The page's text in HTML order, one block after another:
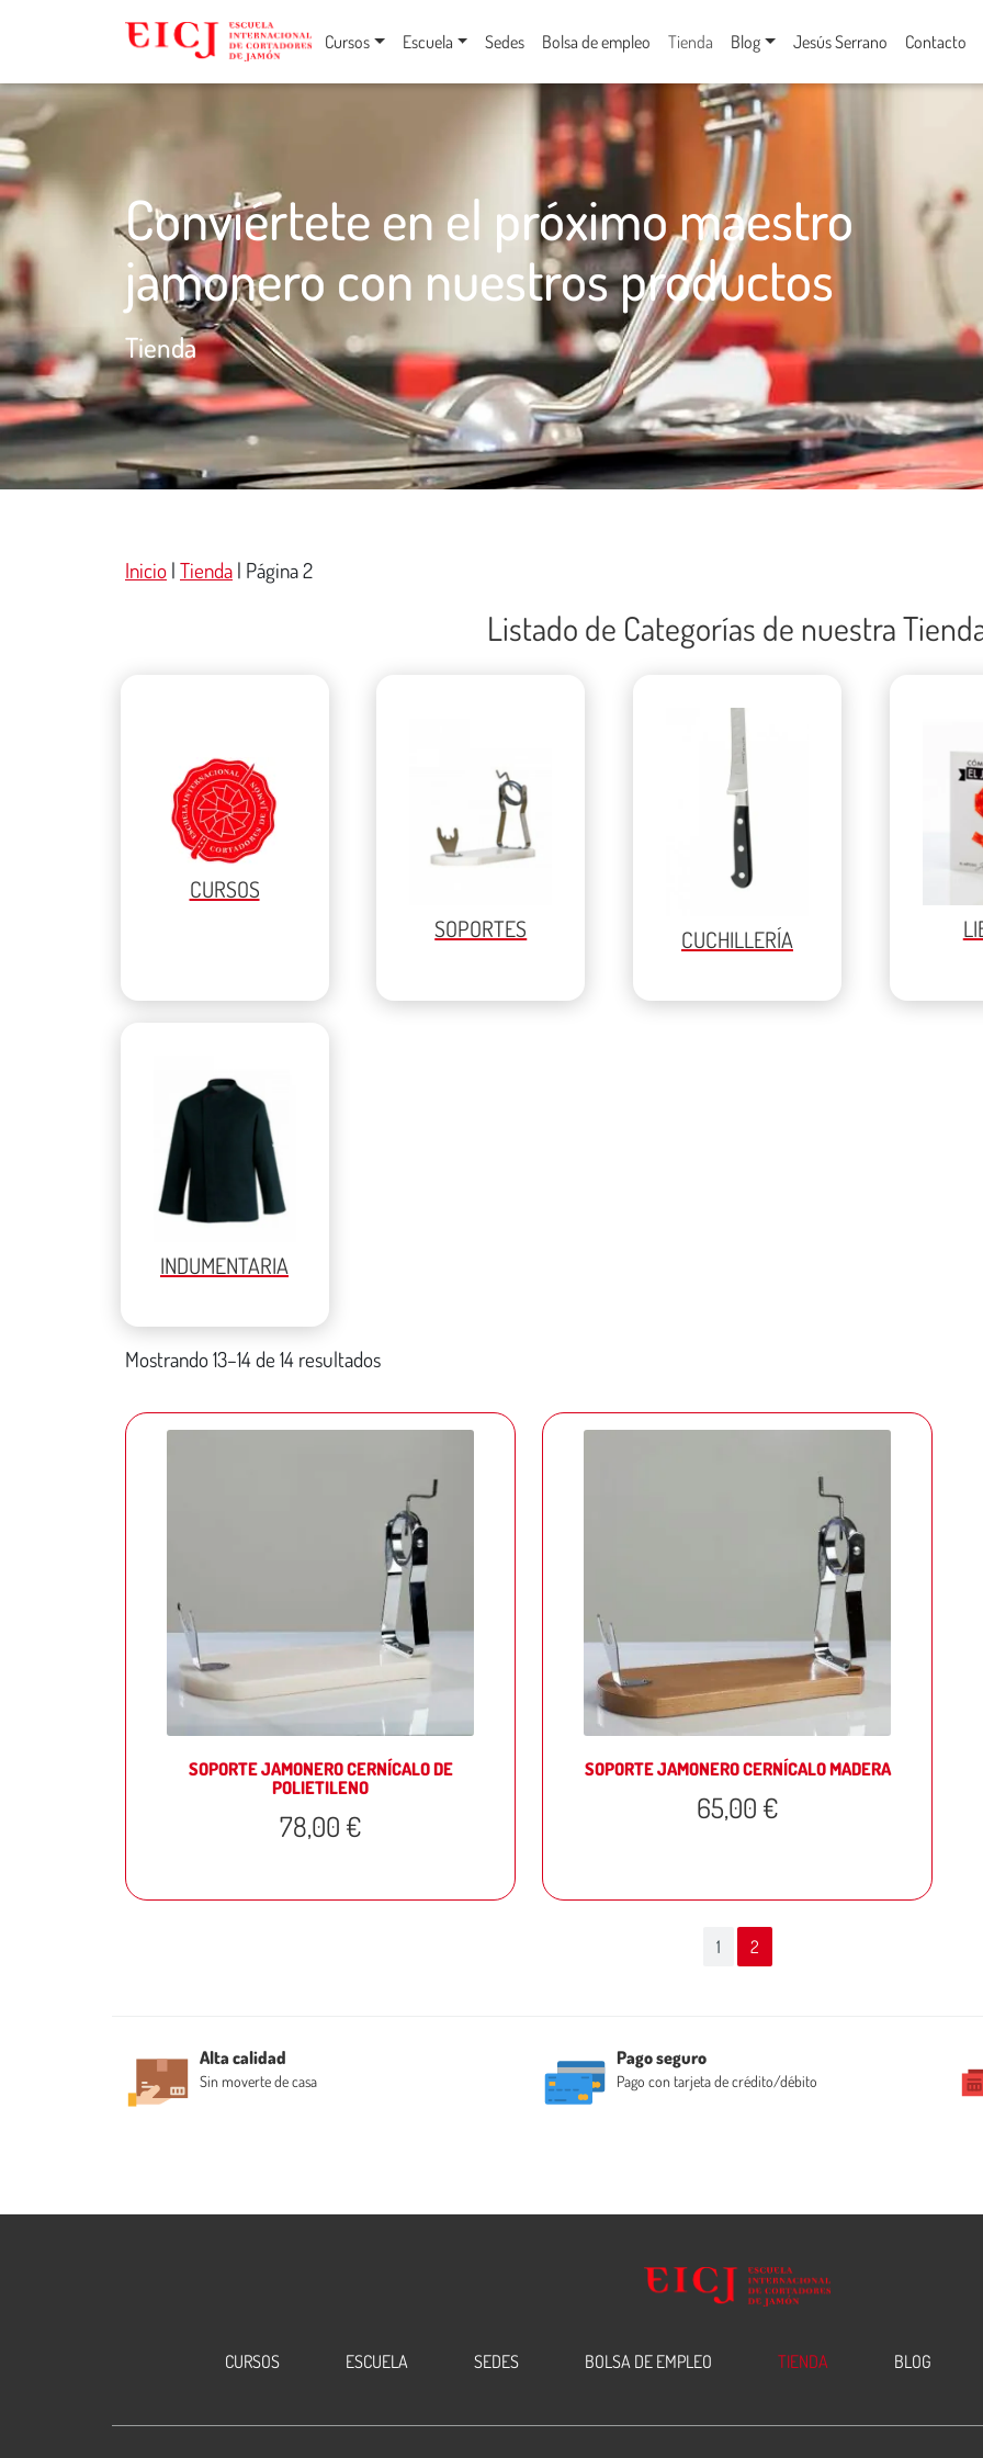
Cursos Escuela Sedes Bolsa de empleo Tienda Blog Jesús Serrano Contacto
Conviértete en el próximo maestro
jamonero con nuestros productos
Tienda
Inicio | Tienda | Página 2
Listado de Categorías de nuestra
CURSOS
SOPORTES
CUCHILLERÍA
INDUMENTARIA
Mostrando 13–14 de 14 resultados
SOPORTE JAMONERO CERNÍCALO DE
POLIETILENO
78,00 €
SOPORTE JAMONERO CERNÍCALO MADERA
65,00 €
Page
1 Current Page
2
Alta calidad
Sin moverte de casa
Pago seguro
Pago con tarjeta de crédito/débito
CURSOS ESCUELA SEDES BOLSA DE EMPLEO TIENDA BLOG